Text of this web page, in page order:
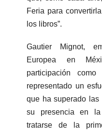
Feria para
los libros”.
Gautier Mignot,
Europea en
participación
representado un
que ha superado las
su presencia en
tratarse de la